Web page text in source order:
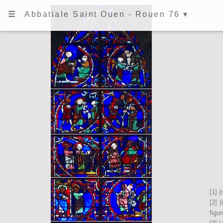
☰ Abbatiale Saint Ouen - Rouen 76 ▾
[1]
[2]